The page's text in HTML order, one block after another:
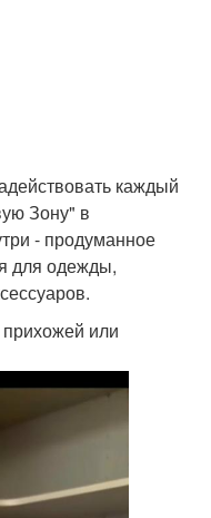
каждый
Зону" в
- продуманное
для одежды,
или